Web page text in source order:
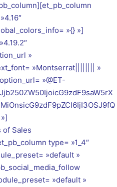
»{} »]
»
»Montserrat|||||||| »
»@ET-
of Sales
type= »1_4″
»default »
»default »